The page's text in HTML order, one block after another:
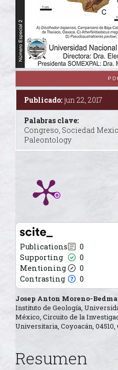
Publicado: jun 22, 2017
Palabras clave:
Congreso, Sociedad
Paleontology
Publications
0
Supporting
0
Mentioning
0
Contrasting
0
0
See how this
cited at
Scite shows
paper has been
providing the
citation, a
contrasts the
Contenido
principal
del
artículo
Josep Anton Moreno-
Instituto de Geología,
México, Circuito de la
Universitaria, Coyoacán,
Resumen